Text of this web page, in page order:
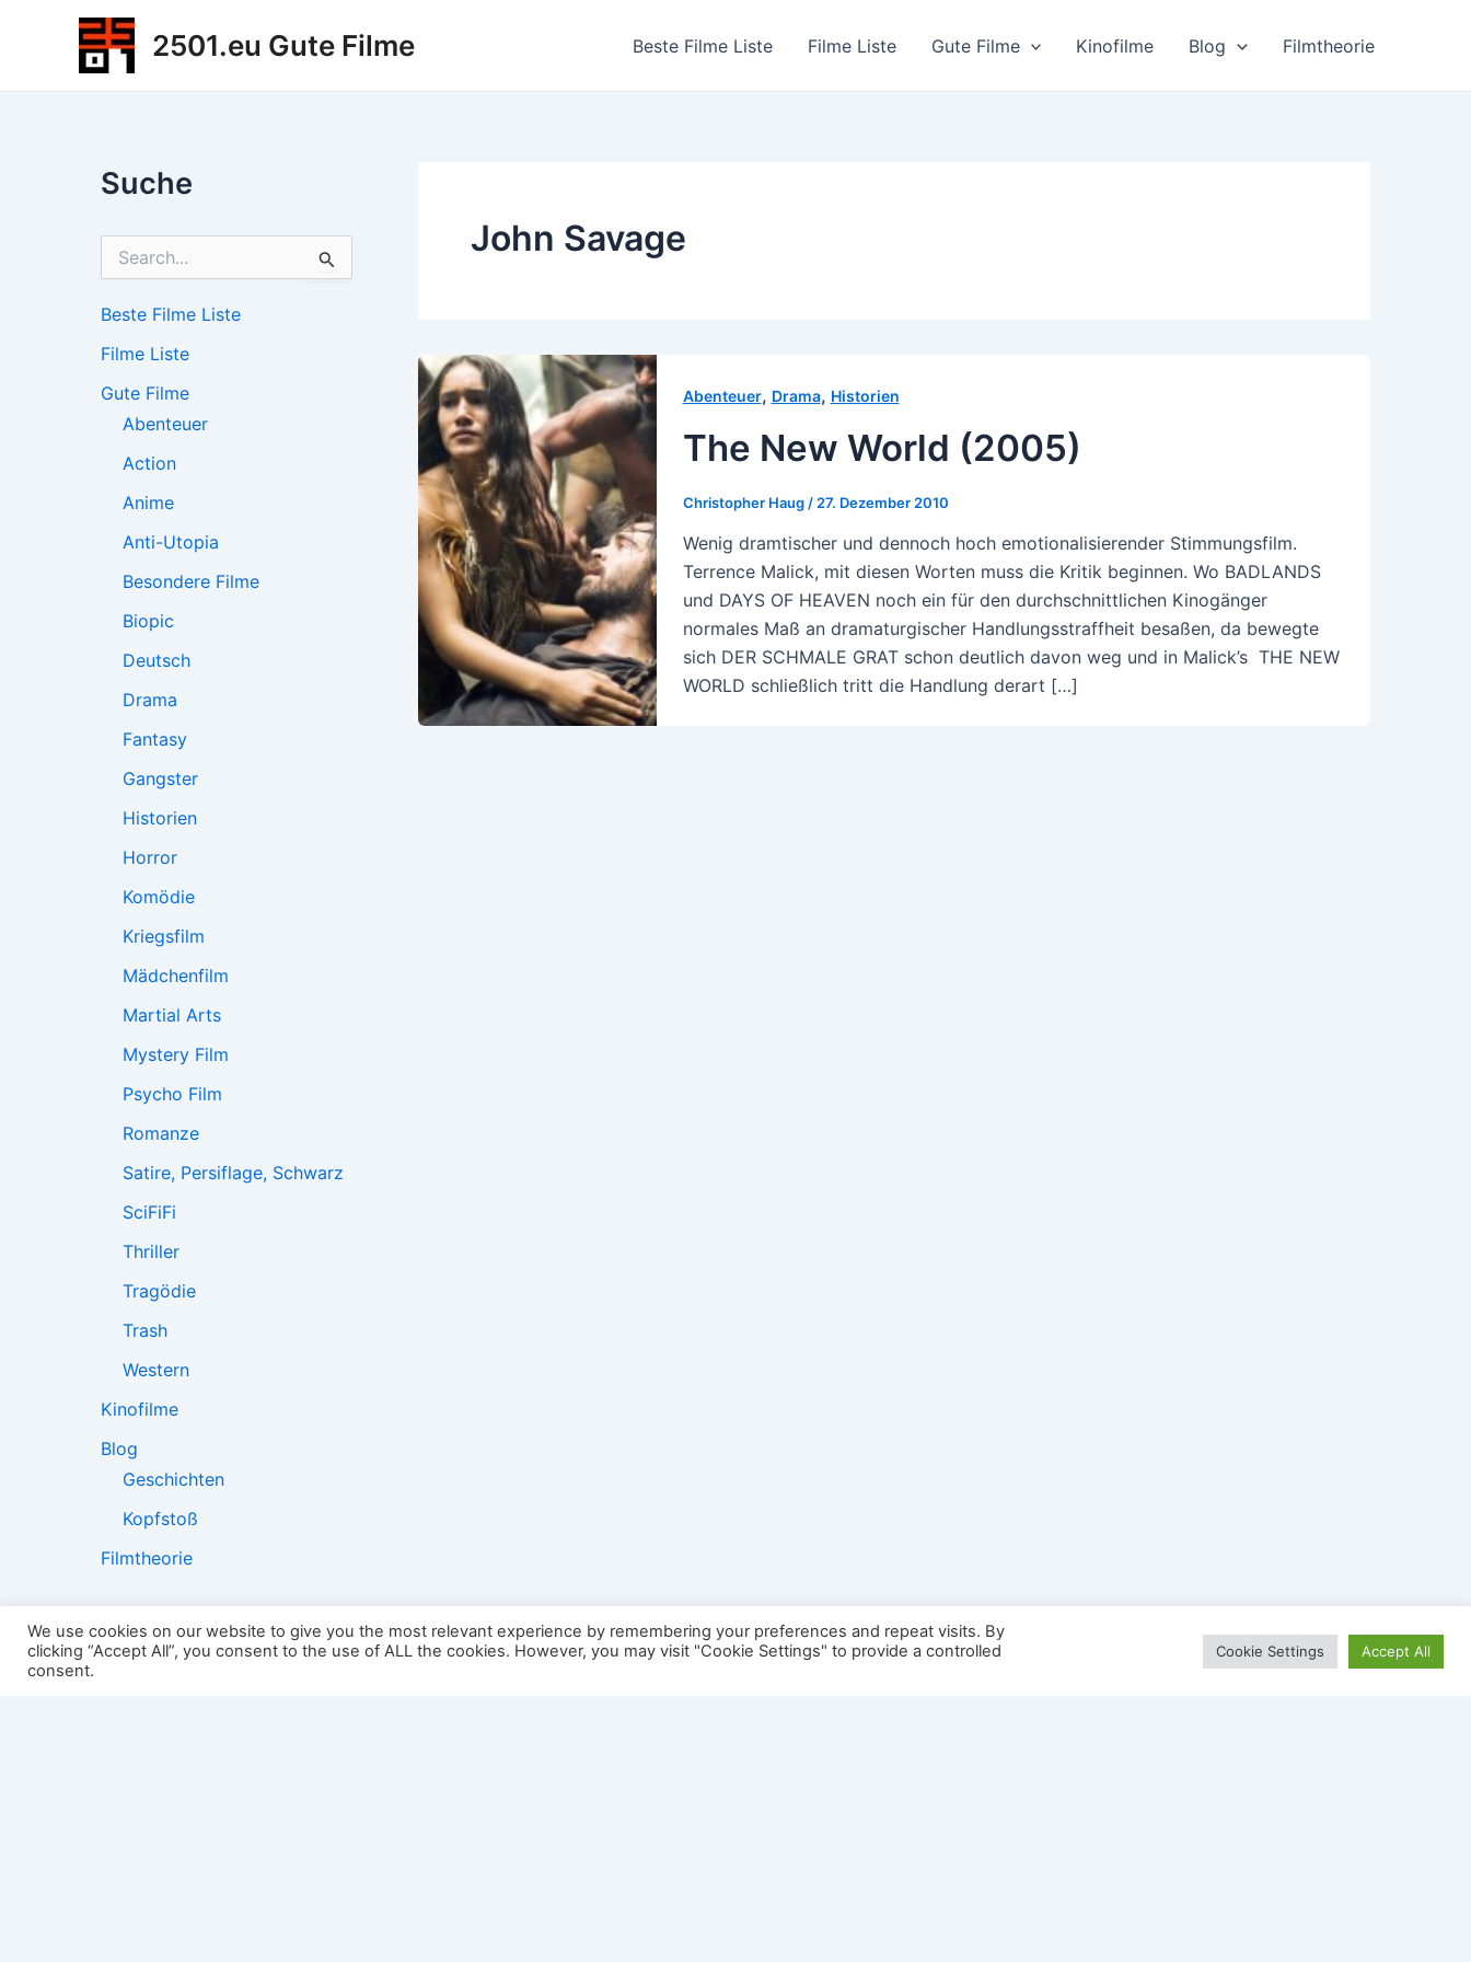
2501.eu Gute Filme Beste Filme Liste Filme Liste Gute Filme Kinofilme Blog Filmtheorie
Suche
h
n
a
Beste Filme Liste
Filme Liste
Gute Filme
Abenteuer
Action
Anime
Anti-Utopia
Besondere Filme
Biopic
Deutsch
Drama
Fantasy
Gangster
Historien
Horror
Komödie
Kriegsfilm
Mädchenfilm
Martial Arts
Mystery Film
Psycho Film
Romanze
Satire, Persiflage, Schwarz
SciFiFi
Thriller
Tragödie
Trash
Western
Kinofilme
Blog
Geschichten
Kopfstoß
Filmtheorie
John Savage
Abenteuer, Drama, Historien
The New World (2005)
Christopher Haug / 27. Dezember 2010
Wenig dramtischer und dennoch hoch emotionalisierender Stimmungsfilm.
Terrence Malick, mit diesen Worten muss die Kritik beginnen. Wo BADLANDS
und DAYS OF HEAVEN noch ein für den durchschnittlichen Kinogänger
normales Maß an dramaturgischer Handlungsstraffheit besaßen, da bewegte
sich DER SCHMALE GRAT schon deutlich davon weg und in Malick’s THE NEW
WORLD schließlich tritt die Handlung derart […]
2501:
We use cookies on our website to give you the most relevant experience by remembering your preferences and repeat visits. By
clicking “Accept All”, you consent to the use of ALL the cookies. However, you may visit "Cookie Settings" to provide a controlled
consent.
Cookie Settings Accept All